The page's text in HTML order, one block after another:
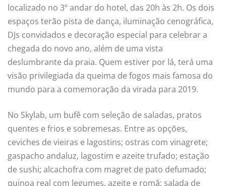
localizado no 3º andar do hotel, das 20h às 2h. Os dois
espaços terão pista de dança, iluminação cenográfica,
DJs convidados e decoração especial para celebrar a
chegada do novo ano, além de uma vista
deslumbrante da praia. Quem estiver por lá, terá uma
visão privilegiada da queima de fogos mais famosa do
mundo para a comemoração da virada para 2019.
No Skylab, um bufê com seleção de saladas, pratos
quentes e frios e sobremesas. Entre as opções,
ceviches de vieiras e lagostins; ostras com vinagrete;
gaspacho andaluz, lagostim e azeite trufado; estação
de sushi; alcachofra com magret de pato defumado;
quinoa real com legumes, azeite e romã; salada de